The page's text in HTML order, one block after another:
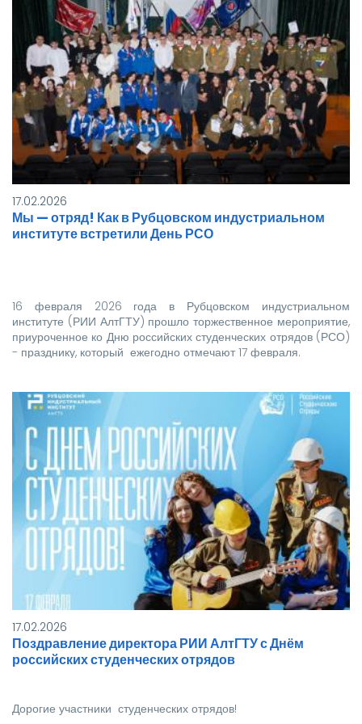
17.02.2026
Мы — отряд! Как в Рубцовском индустриальном
институте встретили День РСО
16 февраля 2026 года в Рубцовском индустриальном
институте (РИИ АлтГТУ) прошло торжественное мероприятие,
приуроченное ко Дню российских студенческих отрядов (РСО)
- празднику, который ежегодно отмечают 17 февраля.
17.02.2026
Поздравление директора РИИ АлтГТУ с Днём
российских студенческих отрядов
Дорогие участники студенческих отрядов!